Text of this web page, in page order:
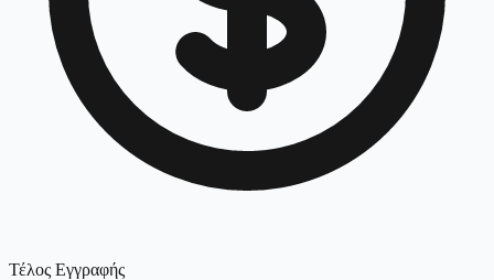
Τέλος Εγγραφής